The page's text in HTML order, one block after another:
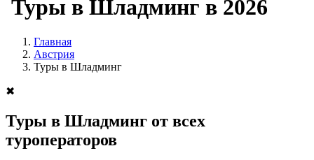
Туры в Шладминг в 2026
Главная
Австрия
Туры в Шладминг
✖
Туры в Шладминг от всех
туроператоров